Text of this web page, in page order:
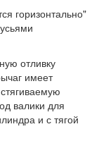
горизонтально"
отливку
имеет
валики для
и с тягой